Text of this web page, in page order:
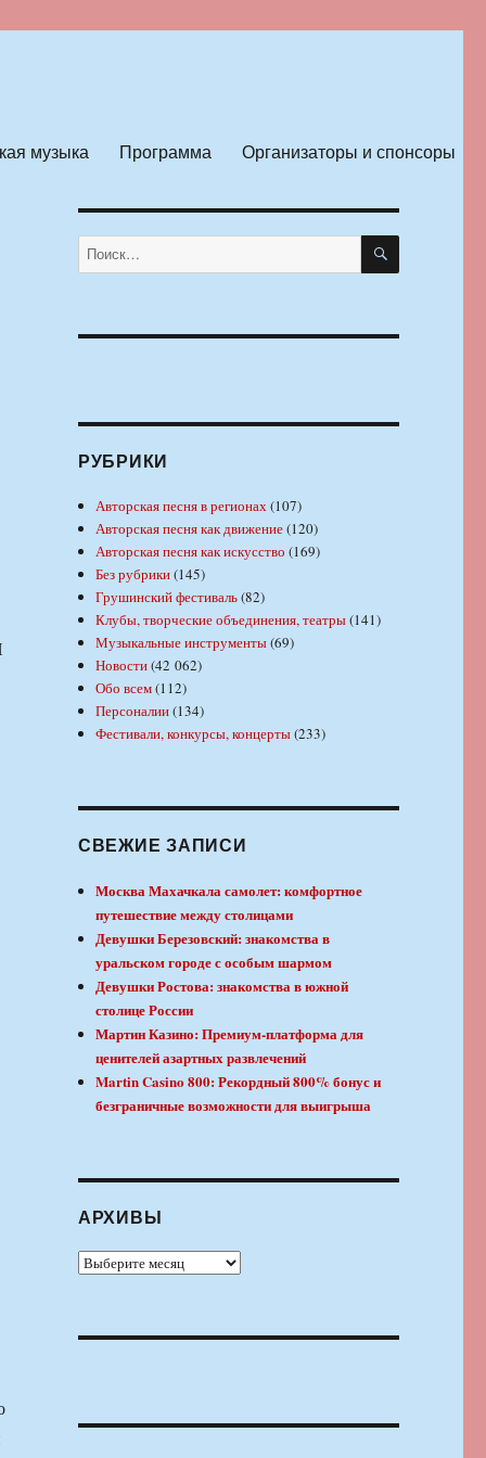
музыка Программа Организаторы и спонсоры
Искать: ПОИСК
РУБРИКИ
Авторская песня в регионах(107)
Авторская песня как движение(120)
Авторская песня как искусство (169)
Без рубрики(145)
Грушинский фестиваль(82)
Клубы, творческие объединения, театры(141)
Музыкальные инструменты(69)
Новости(42 062)
Обо всем(112)
Персоналии(134)
Фестивали, конкурсы, концерты(233)
СВЕЖИЕ ЗАПИСИ
Москва Махачкала самолет: комфортное
путешествие между столицами
Девушки Березовский: знакомства в
уральском городе с особым шармом
Девушки Ростова: знакомства в южной
столице России
Мартин Казино: Премиум-платформа для
ценителей азартных развлечений
Martin Casino 800: Рекордный 800% бонус и
безграничные возможности для выигрыша
АРХИВЫ
Архивы